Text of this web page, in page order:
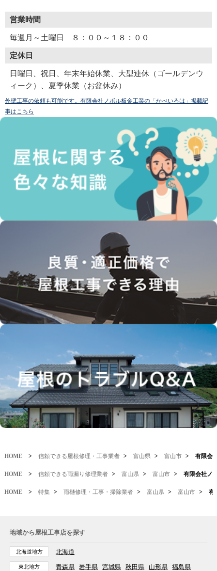
営業時間
毎週月～土曜日 ８：００～１８：００
定休日
日曜日、祝日、年末年始休業、大型連休（ゴールデンウ
ィーク）、夏季休業（お盆休み）
外壁工事の依頼も可能です。有限会社ノボル板金工業の「かべいろは」掲載記
事はこちら
HOME > 信頼できる屋根修理・工事業者 > 富山県 > 富山市 > 有限会
HOME > 信頼できる雨漏り修理業者 > 富山県 > 富山市 > 有限会社ノ
HOME > 特集 > 雨樋修理・工事・掃除業者 > 富山県 > 富山市 > 有
地域から屋根工事店を探す
北海道地方 北海道
東北地方 青森県 岩手県 宮城県 秋田県 山形県 福島県